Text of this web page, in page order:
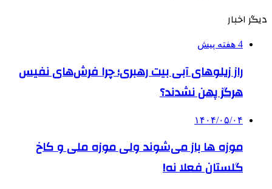
دیگر اخبار
4 هفته پیش
راز زیلوهای آبی بیت رهبری؛ چرا فرش‌های نفیس
هرگز پهن نشدند؟
۱۴۰۴/۰۵/۰۴
موزه ها باز می‌شوند ولی موزه ملی و کاخ
گلستان فعلا نه!